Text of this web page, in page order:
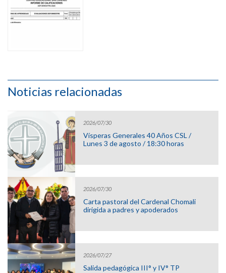
Noticias relacionadas
2026/07/30
Vísperas Generales 40 Años CSL /
Lunes 3 de agosto / 18:30 horas
2026/07/30
Carta pastoral del Cardenal Chomali
dirigida a padres y apoderados
2026/07/27
Salida pedagógica III° y IV° TP